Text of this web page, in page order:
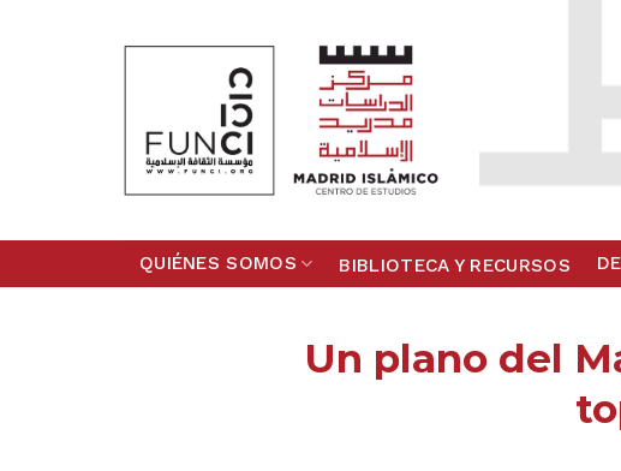
QUIÉNES SOMOS BIBLIOTECA Y RECURSOS
Un plano del